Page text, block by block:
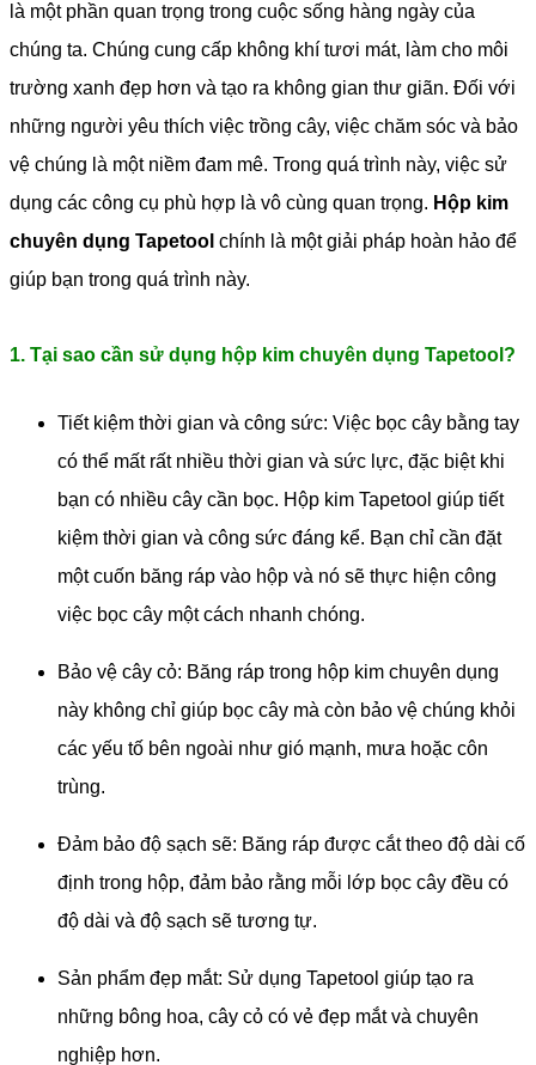
là một phần quan trọng trong cuộc sống hàng ngày của
chúng ta. Chúng cung cấp không khí tươi mát, làm cho môi
trường xanh đẹp hơn và tạo ra không gian thư giãn. Đối với
những người yêu thích việc trồng cây, việc chăm sóc và bảo
vệ chúng là một niềm đam mê. Trong quá trình này, việc sử
dụng các công cụ phù hợp là vô cùng quan trọng. Hộp kim
chuyên dụng Tapetool chính là một giải pháp hoàn hảo để
giúp bạn trong quá trình này.
1. Tại sao cần sử dụng hộp kim chuyên dụng Tapetool?
Tiết kiệm thời gian và công sức: Việc bọc cây bằng tay
có thể mất rất nhiều thời gian và sức lực, đặc biệt khi
bạn có nhiều cây cần bọc. Hộp kim Tapetool giúp tiết
kiệm thời gian và công sức đáng kể. Bạn chỉ cần đặt
một cuốn băng ráp vào hộp và nó sẽ thực hiện công
việc bọc cây một cách nhanh chóng.
Bảo vệ cây cỏ: Băng ráp trong hộp kim chuyên dụng
này không chỉ giúp bọc cây mà còn bảo vệ chúng khỏi
các yếu tố bên ngoài như gió mạnh, mưa hoặc côn
trùng.
Đảm bảo độ sạch sẽ: Băng ráp được cắt theo độ dài cố
định trong hộp, đảm bảo rằng mỗi lớp bọc cây đều có
độ dài và độ sạch sẽ tương tự.
Sản phẩm đẹp mắt: Sử dụng Tapetool giúp tạo ra
những bông hoa, cây cỏ có vẻ đẹp mắt và chuyên
nghiệp hơn.